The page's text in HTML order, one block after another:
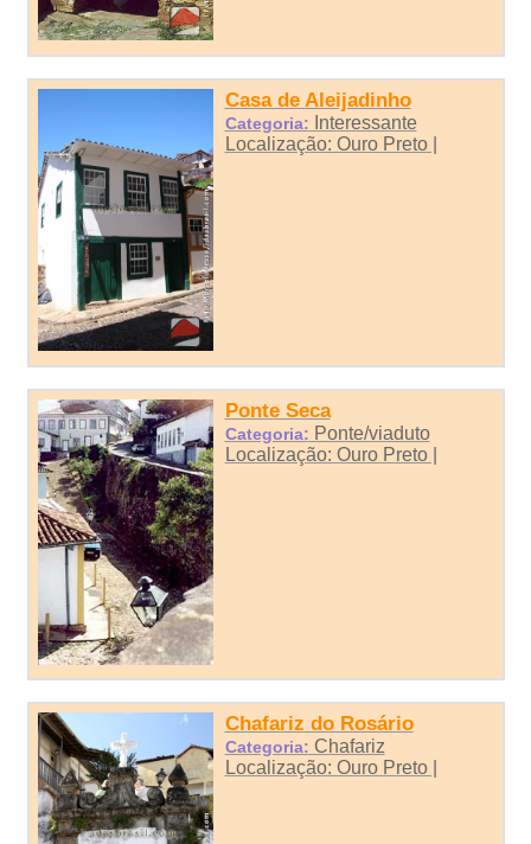
Casa de Aleijadinho
Categoria: Interessante
Localização: Ouro Preto |
Ponte Seca
Categoria: Ponte/viaduto
Localização: Ouro Preto |
Chafariz do Rosário
Categoria: Chafariz
Localização: Ouro Preto |